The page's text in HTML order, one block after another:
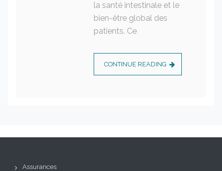
la santé intestinale et le
bien-être global des
patients. Ce
CONTINUE READING
Assurances